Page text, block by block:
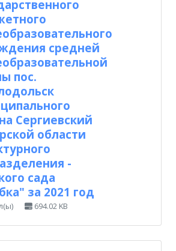
средней
пос.
Сергиевский
области
-
сада
за 2021 год
694.02 KB